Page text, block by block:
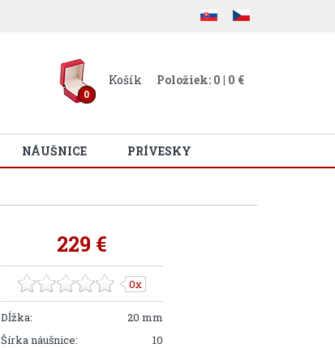
0
Košík Položiek: 0 | 0 €
NÁUŠNICE PRÍVESKY
229 €
0x
Dĺžka:
20 mm
Šírka náušnice:
10